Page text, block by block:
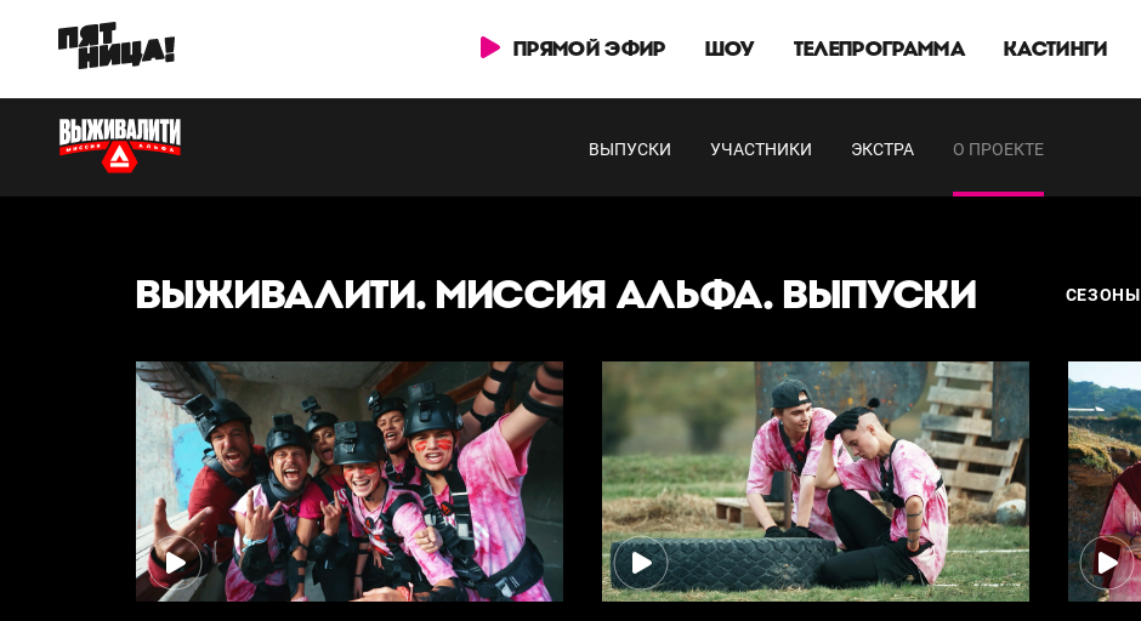
ПРЯМОЙ ЭФИР ШОУ ТЕЛЕПРОГРАММА КАСТИНГИ
ВЫПУСКИ УЧАСТНИКИ ЭКСТРА О ПРОЕКТЕ
ВЫЖИВАЛИТИ. МИССИЯ АЛЬФА. ВЫПУСКИ СЕЗОНЫ